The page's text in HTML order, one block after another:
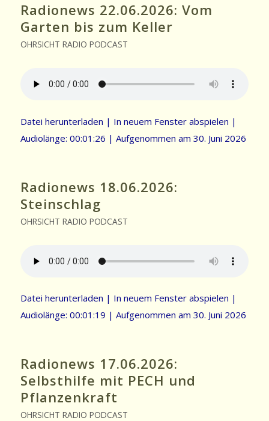
Radionews 22.06.2026: Vom
Garten bis zum Keller
OHRSICHT RADIO PODCAST
Datei herunterladen | In neuem Fenster abspielen |
Audiolänge: 00:01:26 | Aufgenommen am 30. Juni 2026
Radionews 18.06.2026:
Steinschlag
OHRSICHT RADIO PODCAST
Datei herunterladen | In neuem Fenster abspielen |
Audiolänge: 00:01:19 | Aufgenommen am 30. Juni 2026
Radionews 17.06.2026:
Selbsthilfe mit PECH und
Pflanzenkraft
OHRSICHT RADIO PODCAST